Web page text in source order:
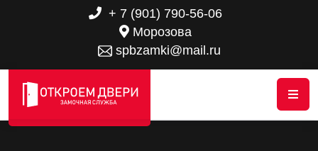
+ 7 (901) 790-56-06
Морозова
spbzamki@mail.ru